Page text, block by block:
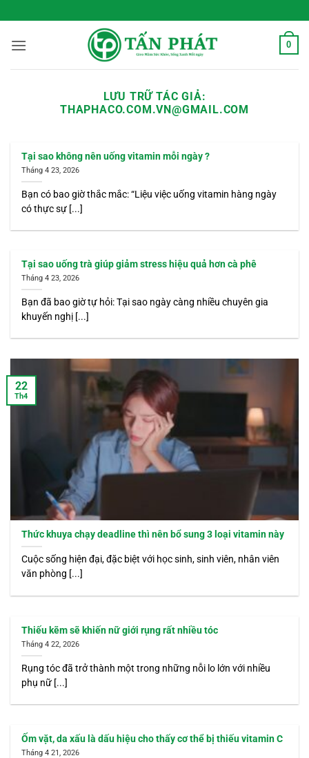
qua
nội
0
LƯU TRỮ TÁC GIẢ:
THAPHACO.COM.VN@GMAIL.COM
Tại sao không nên uống vitamin mỗi ngày ?
Tháng 4 23, 2026
Bạn có bao giờ thắc mắc: “Liệu việc uống vitamin hàng ngày
có thực sự [...]
Tại sao uống trà giúp giảm stress hiệu quả hơn cà phê
Tháng 4 23, 2026
Bạn đã bao giờ tự hỏi: Tại sao ngày càng nhiều chuyên gia
khuyến nghị [...]
Thức khuya chạy deadline thì nên bổ sung 3 loại vitamin này
Cuộc sống hiện đại, đặc biệt với học sinh, sinh viên, nhân viên
văn phòng [...]
22
Th4
Thiếu kẽm sẽ khiến nữ giới rụng rất nhiều tóc
Tháng 4 22, 2026
Rụng tóc đã trở thành một trong những nỗi lo lớn với nhiều
phụ nữ [...]
Ốm vặt, da xấu là dấu hiệu cho thấy cơ thể bị thiếu vitamin C
Tháng 4 21, 2026